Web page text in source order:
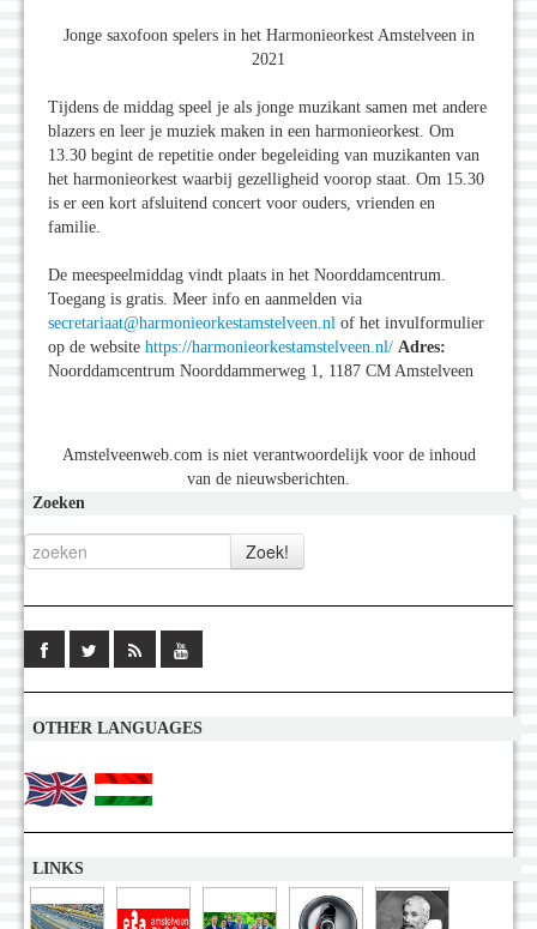
Jonge saxofoon spelers in het Harmonieorkest Amstelveen in
2021
Tijdens de middag speel je als jonge muzikant samen met andere
blazers en leer je muziek maken in een harmonieorkest. Om
13.30 begint de repetitie onder begeleiding van muzikanten van
het harmonieorkest waarbij gezelligheid voorop staat. Om 15.30
is er een kort afsluitend concert voor ouders, vrienden en
familie.
De meespeelmiddag vindt plaats in het Noorddamcentrum.
Toegang is gratis. Meer info en aanmelden via
secretariaat@harmonieorkestamstelveen.nl of het invulformulier
op de website https://harmonieorkestamstelveen.nl/ Adres:
Noorddamcentrum Noorddammerweg 1, 1187 CM Amstelveen
Amstelveenweb.com is niet verantwoordelijk voor de inhoud
van de nieuwsberichten.
Zoeken
OTHER LANGUAGES
LINKS